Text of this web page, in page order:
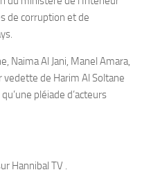
de corruption et de
Naima Al Jani, Manel Amara,
vedette de Harim Al Soltane
pléiade d’acteurs
Hannibal TV .